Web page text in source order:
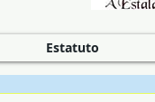
Estatuto